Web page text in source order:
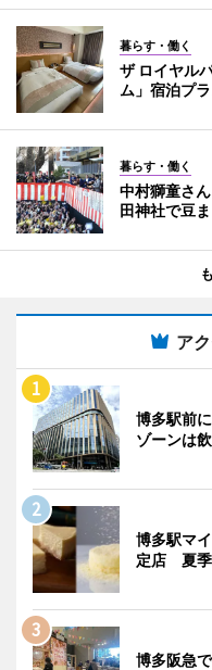
暮らす・働く
ザ ロイヤル
ム」宿泊プ
暮らす・働く
中村獅童さ
田神社で豆
ア
博多駅前
ゾーンは
博多駅マ
定店 夏季
博多阪急